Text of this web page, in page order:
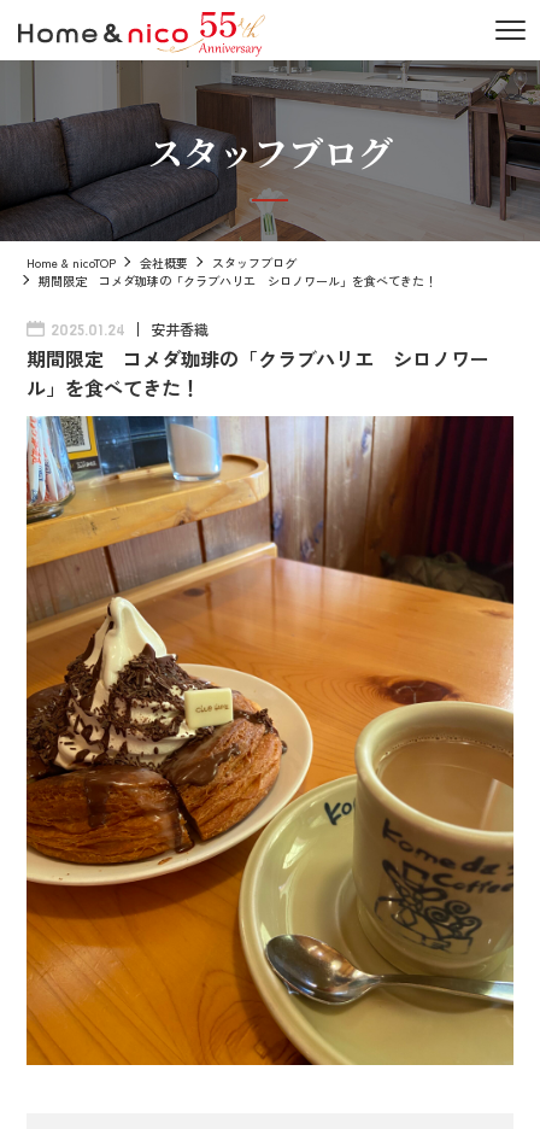
スタッフブログ
Home & nicoTOP 会社概要
スタッフブログ
期間限定 コメダ珈琲の「クラブハリエ シロノワール」を食べてきた！
2025.01.24 安井香織
期間限定 コメダ珈琲の「クラブハリエ シロノワー
ル」を食べてきた！